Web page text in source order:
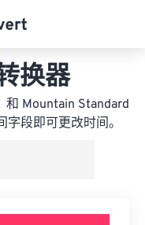
换器
和 Mountain Standard
段即可更改时间。